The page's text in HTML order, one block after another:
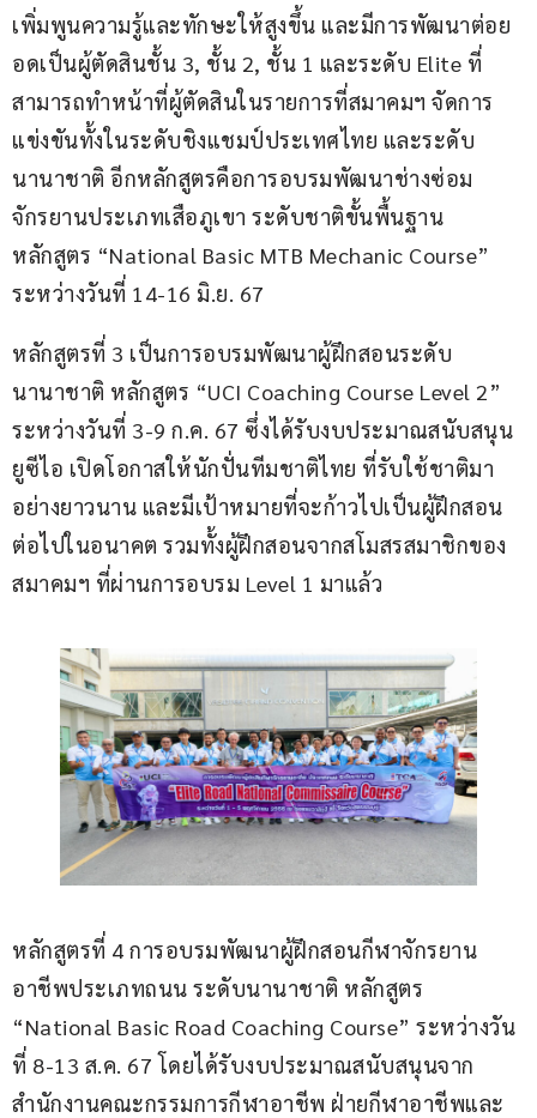
เพิ่มพูนความรู้และทักษะให้สูงขึ้น และมีการพัฒนาต่อย
อดเป็นผู้ตัดสินชั้น 3, ชั้น 2, ชั้น 1 และระดับ Elite ที่
สามารถทำหน้าที่ผู้ตัดสินในรายการที่สมาคมฯ จัดการ
แข่งขันทั้งในระดับชิงแชมป์ประเทศไทย และระดับ
นานาชาติ อีกหลักสูตรคือการอบรมพัฒนาช่างซ่อม
จักรยานประเภทเสือภูเขา ระดับชาติขั้นพื้นฐาน
หลักสูตร “National Basic MTB Mechanic Course”
ระหว่างวันที่ 14-16 มิ.ย. 67
หลักสูตรที่ 3 เป็นการอบรมพัฒนาผู้ฝึกสอนระดับ
นานาชาติ หลักสูตร “UCI Coaching Course Level 2”
ระหว่างวันที่ 3-9 ก.ค. 67 ซึ่งได้รับงบประมาณสนับสนุน
ยูซีไอ เปิดโอกาสให้นักปั่นทีมชาติไทย ที่รับใช้ชาติมา
อย่างยาวนาน และมีเป้าหมายที่จะก้าวไปเป็นผู้ฝึกสอน
ต่อไปในอนาคต รวมทั้งผู้ฝึกสอนจากสโมสรสมาชิกของ
สมาคมฯ ที่ผ่านการอบรม Level 1 มาแล้ว
หลักสูตรที่ 4 การอบรมพัฒนาผู้ฝึกสอนกีฬาจักรยาน
อาชีพประเภทถนน ระดับนานาชาติ หลักสูตร
“National Basic Road Coaching Course” ระหว่างวัน
ที่ 8-13 ส.ค. 67 โดยได้รับงบประมาณสนับสนุนจาก
สำนักงานคณะกรรมการกีฬาอาชีพ ฝ่ายกีฬาอาชีพและ